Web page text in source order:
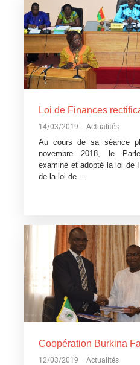
14/03/2019 Actualités
Au cours de sa séance
novembre 2018, le
examiné et adopté la loi de
de la loi de…
12/03/2019 Actualités